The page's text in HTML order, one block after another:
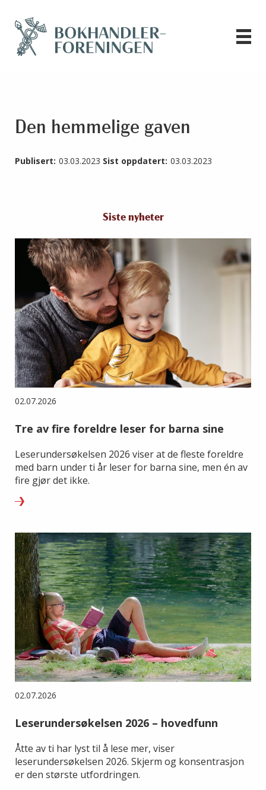
Den hemmelige gaven
Publisert: 03.03.2023 Sist oppdatert: 03.03.2023
Siste nyheter
02.07.2026
Tre av fire foreldre leser for barna sine
Leserundersøkelsen 2026 viser at de fleste foreldre
med barn under ti år leser for barna sine, men én av
fire gjør det ikke.
02.07.2026
Leserundersøkelsen 2026 – hovedfunn
Åtte av ti har lyst til å lese mer, viser
leserundersøkelsen 2026. Skjerm og konsentrasjon
er den største utfordringen.